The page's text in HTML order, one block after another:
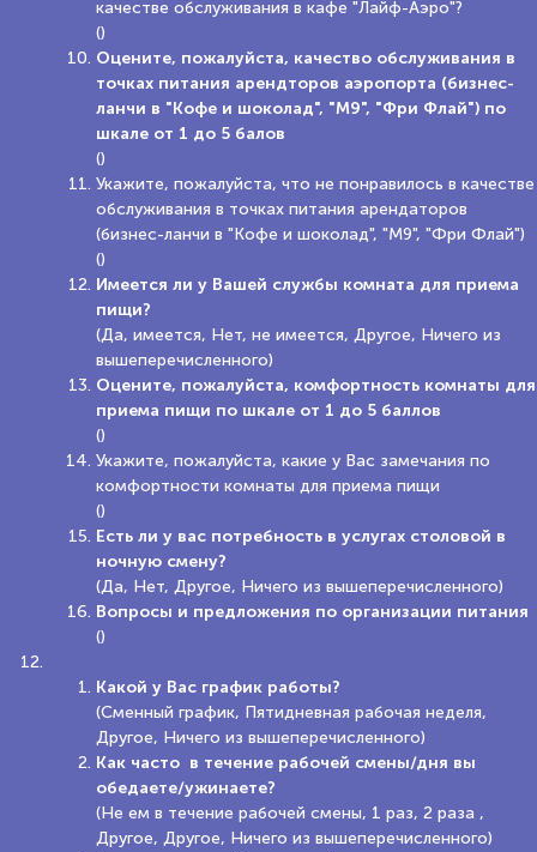
качестве обслуживания в кафе "Лайф-Аэро"?
()
Оцените, пожалуйста, качество обслуживания в
точках питания арендторов аэропорта (бизнес-
ланчи в "Кофе и шоколад", "М9", "Фри Флай") по
шкале от 1 до 5 балов
()
Укажите, пожалуйста, что не понравилось в качестве
обслуживания в точках питания арендаторов
(бизнес-ланчи в "Кофе и шоколад", "М9", "Фри Флай")
()
Имеется ли у Вашей службы комната для приема
пищи?
(Да, имеется, Нет, не имеется, Другое, Ничего из
вышеперечисленного)
Оцените, пожалуйста, комфортность комнаты для
приема пищи по шкале от 1 до 5 баллов
()
Укажите, пожалуйста, какие у Вас замечания по
комфортности комнаты для приема пищи
()
Есть ли у вас потребность в услугах столовой в
ночную смену?
(Да, Нет, Другое, Ничего из вышеперечисленного)
Вопросы и предложения по организации питания
()
Какой у Вас график работы?
(Сменный график, Пятидневная рабочая неделя,
Другое, Ничего из вышеперечисленного)
Как часто в течение рабочей смены/дня вы
обедаете/ужинаете?
(Не ем в течение рабочей смены, 1 раз, 2 раза ,
Другое, Другое, Ничего из вышеперечисленного)